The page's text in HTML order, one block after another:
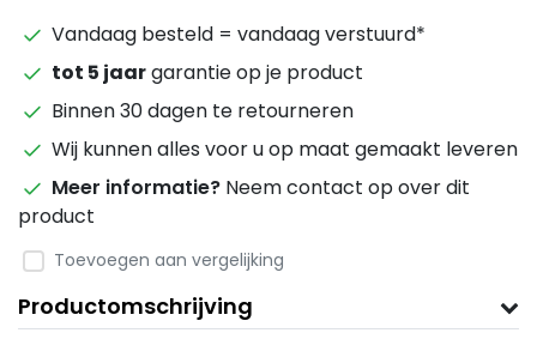
Vandaag besteld = vandaag verstuurd*
tot 5 jaargarantie op je product
Binnen 30 dagen te retourneren
Wij kunnen alles voor u op maat gemaakt leveren
Meer informatie? Neem contact op over dit
product
Toevoegen aan vergelijking
Productomschrijving